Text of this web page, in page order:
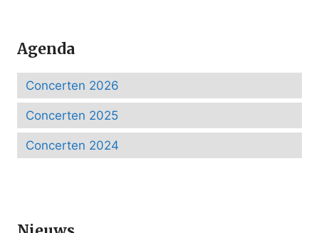
Agenda
Concerten 2026
Concerten 2025
Concerten 2024